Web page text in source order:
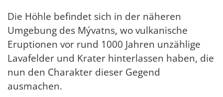
Die Höhle befindet sich in der näheren
Umgebung des Mývatns, wo vulkanische
Eruptionen vor rund 1000 Jahren unzählige
Lavafelder und Krater hinterlassen haben, die
nun den Charakter dieser Gegend
ausmachen.